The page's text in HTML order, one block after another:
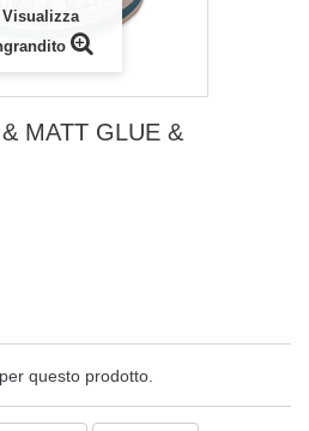
Visualizza
MATT GLUE &
questo prodotto.